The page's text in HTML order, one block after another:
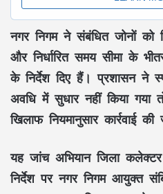
नगर निगम ने संबंधित जोनों को
और निर्धारित समय सीमा के
के निर्देश दिए हैं। प्रशासन ने
अवधि में सुधार नहीं किया गया
खिलाफ नियमानुसार कार्रवाई की
यह जांच अभियान जिला
निर्देश पर नगर निगम आयुक्त